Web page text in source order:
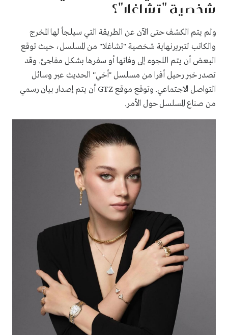
شخصية "تشاغلا"؟
ولم يتم الكشف حتى الآن عن الطريقة التي سيلجأ لها المخرج
والكاتب لتبريرنهاية شخصية "تشاغلا" من المسلسل، حيث توقع
البعض أن يتم اللجوء إلى وفاتها أو سفرها بشكل مفاجئ. وقد
تصدر خبر رحيل أفرا من مسلسل "أخي" الحديث عبر وسائل
التواصل الاجتماعي. وتوقع موقع GTZ أن يتم إصدار بيان رسمي
من صناع المسلسل حول الأمر.